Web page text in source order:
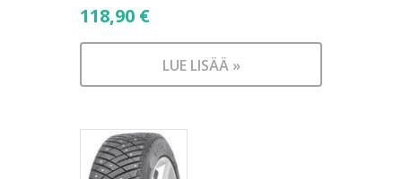
118,90 €
LUE LISÄÄ »